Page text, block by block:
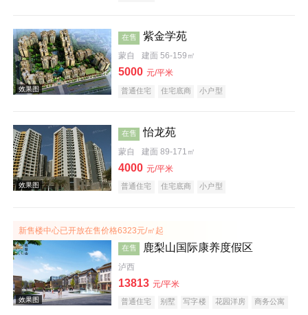
效果图
效果图
在售 紫金学苑
蒙自 建面 56-159㎡
5000 元/平米
普通住宅 住宅底商 小户型
在售 怡龙苑
蒙自 建面 89-171㎡
4000 元/平米
普通住宅 住宅底商 小户型
新售楼中心已开放在售价格6323元/㎡起
在售 鹿梨山国际康养度假区
泸西
13813 元/平米
普通住宅 别墅 写字楼 花园洋房
商务公寓